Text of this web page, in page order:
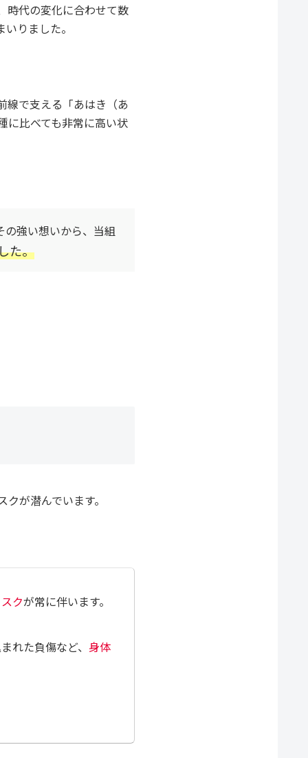
時代の変化に合わせて数
りました。
線で支える「あはき（あ
に比べても非常に高い状
強い想いから、 当組
た。
が潜んでいます。
クが常に伴います。
れた負傷など、 身体